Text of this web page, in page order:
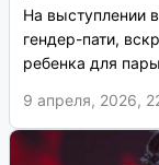
На выступлении
гендер-пати,
ребенка для
9 апреля, 2026,